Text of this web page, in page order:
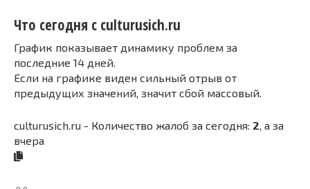
Что сегодня с culturusich.ru
График показывает динамику проблем за
последние 14 дней.
Если на графике виден сильный отрыв от
предыдущих значений, значит сбой массовый.
culturusich.ru - Количество жалоб за сегодня: 2 , а за
вчера